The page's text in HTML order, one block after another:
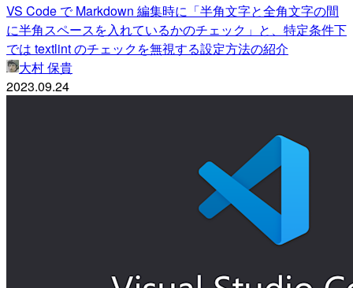
VS Code で Markdown 編集時に「半角文字と全角文字の間
に半角スペースを入れているかのチェック」と、特定条件下
では textlint のチェックを無視する設定方法の紹介
大村 保貴
2023.09.24